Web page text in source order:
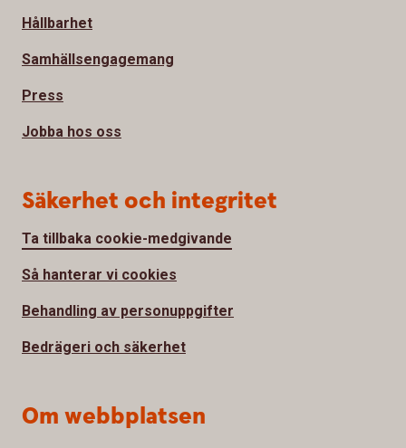
Hållbarhet
Samhällsengagemang
Press
Jobba hos oss
Säkerhet och integritet
Ta tillbaka cookie-medgivande
Så hanterar vi cookies
Behandling av personuppgifter
Bedrägeri och säkerhet
Om webbplatsen